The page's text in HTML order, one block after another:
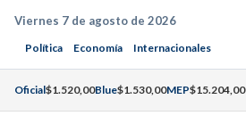
Saltar
contenido
Viernes 7 de agosto de 2026
Política Economía Internacionales
Oficial$1.520,00Blue$1.530,00MEP$15.204,00